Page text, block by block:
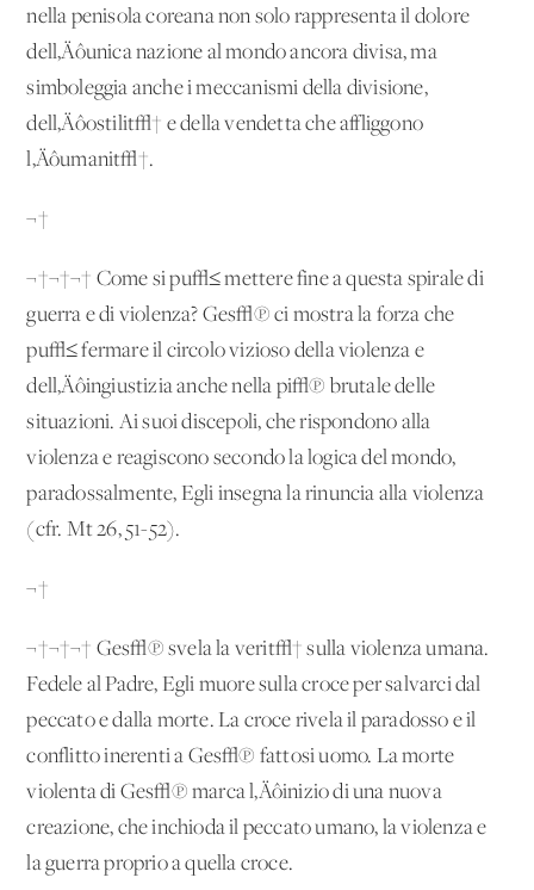
nella penisola coreana non solo rappresenta il dolore
dell‚Äôunica nazione al mondo ancora divisa, ma
simboleggia anche i meccanismi della divisione,
dell‚Äôostilit√† e della vendetta che affliggono
l‚Äôumanit√†.
¬†
¬†¬†¬† Come si pu√≤ mettere fine a questa spirale di
guerra e di violenza? Ges√π ci mostra la forza che
pu√≤ fermare il circolo vizioso della violenza e
dell‚Äôingiustizia anche nella pi√π brutale delle
situazioni. Ai suoi discepoli, che rispondono alla
violenza e reagiscono secondo la logica del mondo,
paradossalmente, Egli insegna la rinuncia alla violenza
(cfr. Mt 26, 51-52).
¬†
¬†¬†¬† Ges√π svela la verit√† sulla violenza umana.
Fedele al Padre, Egli muore sulla croce per salvarci dal
peccato e dalla morte. La croce rivela il paradosso e il
conflitto inerenti a Ges√π fattosi uomo. La morte
violenta di Ges√π marca l‚Äôinizio di una nuova
creazione, che inchioda il peccato umano, la violenza e
la guerra proprio a quella croce.